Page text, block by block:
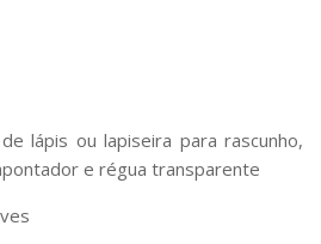
lápis ou lapiseira para rascunho,
e régua transparente